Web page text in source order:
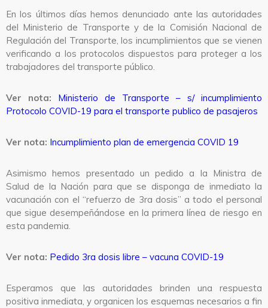
En los últimos días hemos denunciado ante las autoridades
del Ministerio de Transporte y de la Comisión Nacional de
Regulación del Transporte, los incumplimientos que se vienen
verificando a los protocolos dispuestos para proteger a los
trabajadores del transporte público.
Ver nota:
Ministerio de Transporte – s/ incumplimiento
Protocolo COVID-19 para el transporte publico de pasajeros
Ver nota: Incumplimiento plan de emergencia COVID 19
Asimismo hemos presentado un pedido a la Ministra de
Salud de la Nación para que se disponga de inmediato la
vacunación con el “refuerzo de 3ra dosis” a todo el personal
que sigue desempeñándose en la primera línea de riesgo en
esta pandemia.
Ver nota: Pedido 3ra dosis libre – vacuna COVID-19
Esperamos que las autoridades brinden una respuesta
positiva inmediata, y organicen los esquemas necesarios a fin